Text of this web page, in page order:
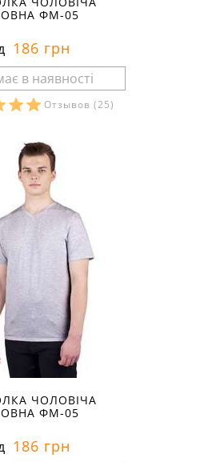
ФМ-05
186 грн
Отзывов (25)
ЧОЛОВІЧА
ФМ-05
186 грн